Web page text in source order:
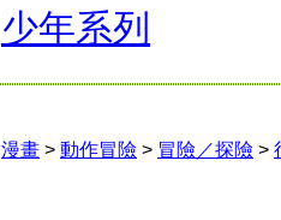
少年系列
漫畫 > 動作冒險 > 冒險／探險 >